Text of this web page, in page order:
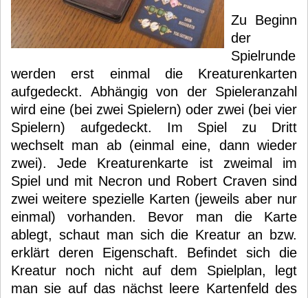
Zu Beginn
der
Spielrunde
werden erst einmal die Kreaturenkarten
aufgedeckt. Abhängig von der Spieleranzahl
wird eine (bei zwei Spielern) oder zwei (bei vier
Spielern) aufgedeckt. Im Spiel zu Dritt
wechselt man ab (einmal eine, dann wieder
zwei). Jede Kreaturenkarte ist zweimal im
Spiel und mit Necron und Robert Craven sind
zwei weitere spezielle Karten (jeweils aber nur
einmal) vorhanden. Bevor man die Karte
ablegt, schaut man sich die Kreatur an bzw.
erklärt deren Eigenschaft. Befindet sich die
Kreatur noch nicht auf dem Spielplan, legt
man sie auf das nächst leere Kartenfeld des